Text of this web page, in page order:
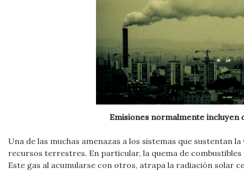
Emisiones normalmente incluyen
Una de las muchas amenazas a los sistemas que sustentan
recursos terrestres. En particular, la quema de combustibles
Este gas al acumularse con otros, atrapa la radiación solar